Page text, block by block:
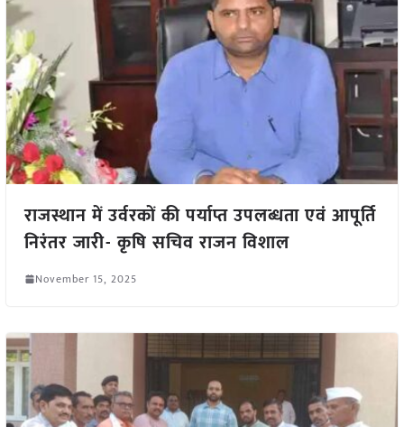
राजस्थान में उर्वरकों की पर्याप्त उपलब्धता एवं आपूर्ति
निरंतर जारी- कृषि सचिव राजन विशाल
November 15, 2025